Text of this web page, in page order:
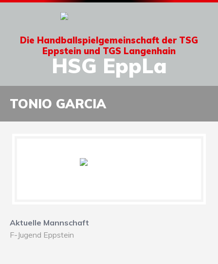
Die Handballspielgemeinschaft der TSG
Eppstein und TGS Langenhain
HSG EppLa
TONIO GARCIA
Aktuelle Mannschaft
F-Jugend Eppstein